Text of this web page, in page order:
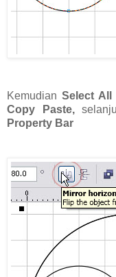
KemudianSelect All
Copy Paste,
Property Bar